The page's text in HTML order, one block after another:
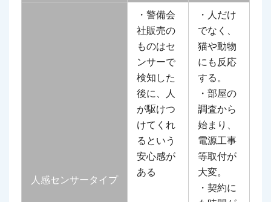
人感センサータイプ
・警備会
社販売の
ものはセ
ンサーで
検知した
後に、人
が駆けつ
けてくれ
るという
安心感が
ある
・人だけ
でなく、
猫や動物
にも反応
する。
・部屋の
調査から
始まり、
電源工事
等取付が
大変。
・契約に